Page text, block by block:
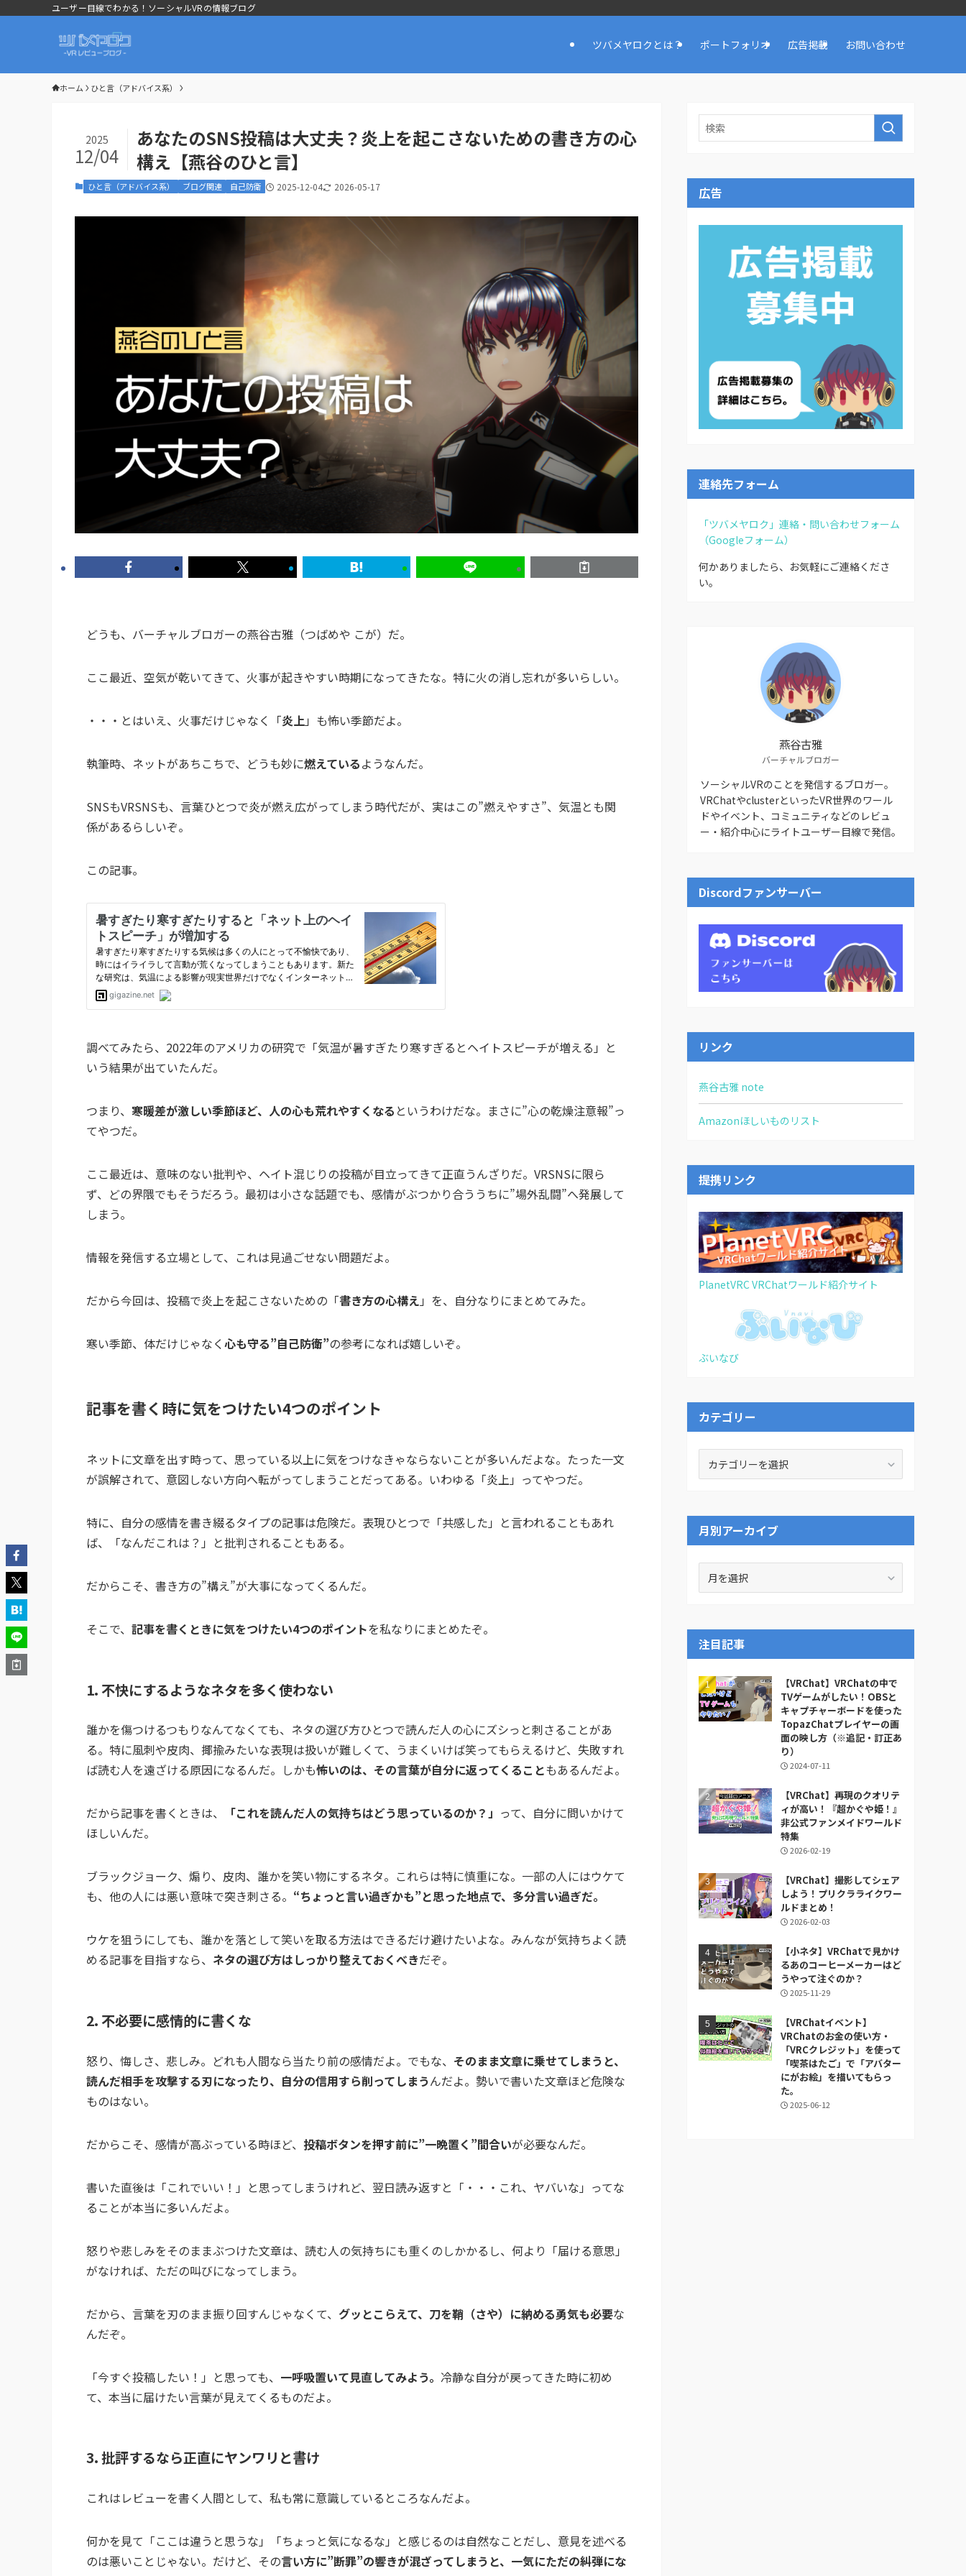
ユーザー目線でわかる！ソーシャルVRの情報ブログ
ツバメヤロクとは？ ポートフォリオ 広告掲載 お問い合わせ
ホーム ひと言（アドバイス系）
あなたのSNS投稿は大丈夫？炎上を起こさないための書き方の心
構え【燕谷のひと言】
2025
12/04
ひと言（アドバイス系） ブログ関連 自己防衛 2025-12-04 2026-05-17
どうも、バーチャルブロガーの燕谷古雅（つばめや こが）だ。
ここ最近、空気が乾いてきて、火事が起きやすい時期になってきたな。特に火の消し忘れが多いらしい。
・・・とはいえ、火事だけじゃなく「炎上」も怖い季節だよ。
執筆時、ネットがあちこちで、どうも妙に燃えているようなんだ。
SNSもVRSNSも、言葉ひとつで炎が燃え広がってしまう時代だが、実はこの”燃えやすさ”、気温とも関
係があるらしいぞ。
この記事。
調べてみたら、2022年のアメリカの研究で「気温が暑すぎたり寒すぎるとヘイトスピーチが増える」と
いう結果が出ていたんだ。
つまり、 寒暖差が激しい季節ほど、人の心も荒れやすくなる というわけだな。まさに”心の乾燥注意報”っ
てやつだ。
ここ最近は、意味のない批判や、ヘイト混じりの投稿が目立ってきて正直うんざりだ。VRSNSに限ら
ず、どの界隈でもそうだろう。最初は小さな話題でも、感情がぶつかり合ううちに”場外乱闘”へ発展して
しまう。
情報を発信する立場として、これは見過ごせない問題だよ。
だから今回は、投稿で炎上を起こさないための「書き方の心構え 」を、自分なりにまとめてみた。
寒い季節、体だけじゃなく心も守る”自己防衛”の参考になれば嬉しいぞ。
記事を書く時に気をつけたい4つのポイント
ネットに文章を出す時って、思っている以上に気をつけなきゃならないことが多いんだよな。たった一文
が誤解されて、意図しない方向へ転がってしまうことだってある。いわゆる「炎上」ってやつだ。
特に、自分の感情を書き綴るタイプの記事は危険だ。表現ひとつで「共感した」と言われることもあれ
ば、「なんだこれは？」と批判されることもある。
だからこそ、書き方の”構え”が大事になってくるんだ。
そこで、 記事を書くときに気をつけたい4つのポイントを私なりにまとめたぞ。
1. 不快にするようなネタを多く使わない
誰かを傷つけるつもりなんてなくても、ネタの選び方ひとつで読んだ人の心にズシっと刺さることがあ
る。特に風刺や皮肉、揶揄みたいな表現は扱いが難しくて、うまくいけば笑ってもらえるけど、失敗すれ
ば読む人を遠ざける原因になるんだ。しかも怖いのは、その言葉が自分に返ってくることもあるんだよ。
だから記事を書くときは、 「これを読んだ人の気持ちはどう思っているのか？」 って、自分に問いかけて
ほしいんだ。
ブラックジョーク、煽り、皮肉、誰かを笑い物にするネタ。これらは特に慎重にな。一部の人にはウケて
も、他の人には悪い意味で突き刺さる。 “ちょっと言い過ぎかも”と思った地点で、多分言い過ぎだ。
ウケを狙うにしても、誰かを落として笑いを取る方法はできるだけ避けたいよな。みんなが気持ちよく読
める記事を目指すなら、 ネタの選び方はしっかり整えておくべきだぞ。
2. 不必要に感情的に書くな
怒り、悔しさ、悲しみ。どれも人間なら当たり前の感情だよ。でもな、 そのまま文章に乗せてしまうと、
読んだ相手を攻撃する刃になったり、自分の信用すら削ってしまうんだよ。勢いで書いた文章ほど危険な
ものはない。
だからこそ、感情が高ぶっている時ほど、 投稿ボタンを押す前に”一晩置く”間合いが必要なんだ。
書いた直後は「これでいい！」と思ってしまうけれど、翌日読み返すと「・・・これ、ヤバいな」ってな
ることが本当に多いんだよ。
怒りや悲しみをそのままぶつけた文章は、読む人の気持ちにも重くのしかかるし、何より「届ける意思」
がなければ、ただの叫びになってしまう。
だから、言葉を刃のまま振り回すんじゃなくて、 グッとこらえて、刀を鞘（さや）に納める勇気も必要な
んだぞ。
「今すぐ投稿したい！」と思っても、 一呼吸置いて見直してみよう。 冷静な自分が戻ってきた時に初め
て、本当に届けたい言葉が見えてくるものだよ。
3. 批評するなら正直にヤンワリと書け
これはレビューを書く人間として、私も常に意識しているところなんだよ。
何かを見て「ここは違うと思うな」「ちょっと気になるな」と感じるのは自然なことだし、意見を述べる
のは悪いことじゃない。だけど、その言い方に”断罪”の響きが混ざってしまうと、一気にただの糾弾にな
広告
連絡先フォーム
「ツバメヤロク」連絡・問い合わせフォーム
（Googleフォーム）
何かありましたら、お気軽にご連絡くださ
い。
燕谷古雅
バーチャルブロガー
ソーシャルVRのことを発信するブロガー。
VRChatやclusterといったVR世界のワール
ドやイベント、コミュニティなどのレビュ
ー・紹介中心にライトユーザー目線で発信。
Discordファンサーバー
リンク
燕谷古雅 note
Amazonほしいものリスト
提携リンク
PlanetVRC VRChatワールド紹介サイト
ぶいなび
カテゴリー
ー
月別アーカイブ
カ
イ
注目記事
【VRChat】VRChatの中で
TVゲームがしたい！OBSと
キャプチャーボードを使った
TopazChatプレイヤーの画
面の映し方（※追記・訂正あ
り）
2024-07-11
【VRChat】再現のクオリテ
ィが高い！『超かぐや姫！』
非公式ファンメイドワールド
特集
2026-02-19
【VRChat】撮影してシェア
しよう！プリクラライクワー
ルドまとめ！
2026-02-03
【小ネタ】VRChatで見かけ
るあのコーヒーメーカーはど
うやって注ぐのか？
2025-11-29
【VRChatイベント】
VRChatのお金の使い方・
「VRCクレジット」を使って
「喫茶はたご」で「アバター
にがお絵」を描いてもらっ
た。
2025-06-12